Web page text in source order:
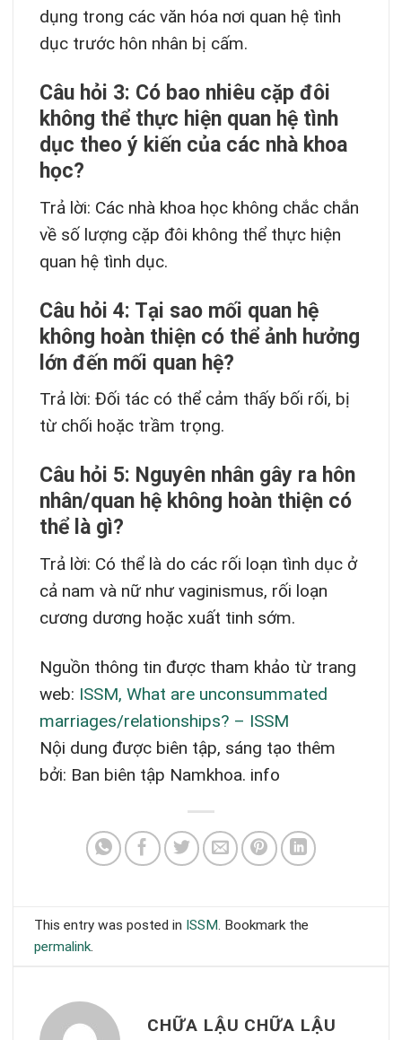
dụng trong các văn hóa nơi quan hệ tình
dục trước hôn nhân bị cấm.
Câu hỏi 3: Có bao nhiêu cặp đôi
không thể thực hiện quan hệ tình
dục theo ý kiến của các nhà khoa
học?
Trả lời: Các nhà khoa học không chắc chắn
về số lượng cặp đôi không thể thực hiện
quan hệ tình dục.
Câu hỏi 4: Tại sao mối quan hệ
không hoàn thiện có thể ảnh hưởng
lớn đến mối quan hệ?
Trả lời: Đối tác có thể cảm thấy bối rối, bị
từ chối hoặc trầm trọng.
Câu hỏi 5: Nguyên nhân gây ra hôn
nhân/quan hệ không hoàn thiện có
thể là gì?
Trả lời: Có thể là do các rối loạn tình dục ở
cả nam và nữ như vaginismus, rối loạn
cương dương hoặc xuất tinh sớm.
Nguồn thông tin được tham khảo từ trang
web: ISSM, What are unconsummated
marriages/relationships? – ISSM
Nội dung được biên tập, sáng tạo thêm
bởi: Ban biên tập Namkhoa. info
This entry was posted in ISSM . Bookmark the
permalink
CHỮA LẬU CHỮA LẬU